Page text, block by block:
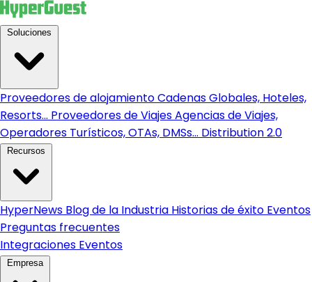
Proveedores de alojamientoCadenas Globales, Hoteles,
Resorts... Proveedores de ViajesAgencias de Viajes,
Operadores Turísticos, OTAs, DMSs... Distribution 2.0
HyperNews Blog de la Industria Historias de éxito Eventos
Preguntas frecuentes
Integraciones Eventos
Empresa